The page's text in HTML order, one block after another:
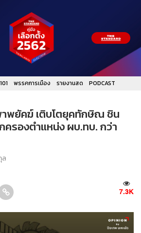
พรรคการเมือง รายงานสด
PODCAST
พยัคฆ์ เติบโตยุคทักษิณ ชิน
ครองตำแหน่ง ผบ.ทบ. กว่า
ล
7.3K